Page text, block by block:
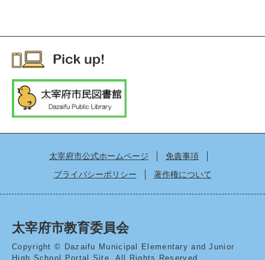
太宰府市公式ホームページ
免責事項
プライバシーポリシー
著作権について
太宰府市教育委員会
Copyright © Dazaifu Municipal Elementary and Junior
High School Portal Site. All Rights Reserved.